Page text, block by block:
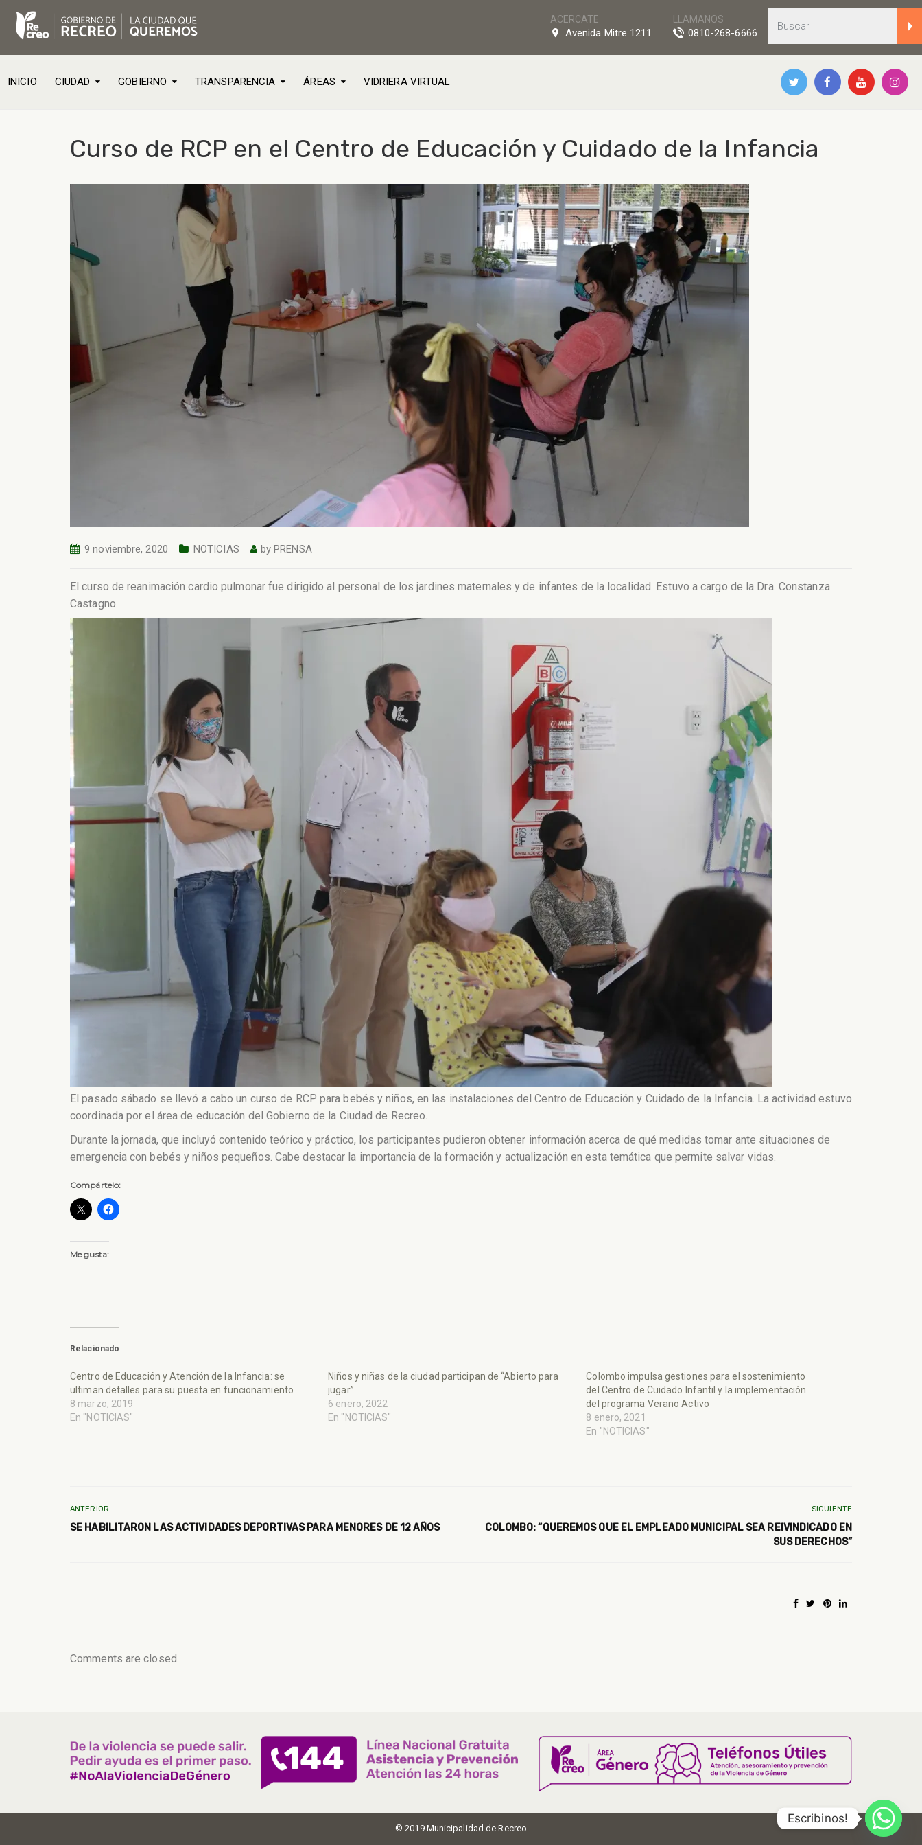
LLAMANOS
0810-268-6666
ACERCATE
Avenida Mitre 1211
INICIO CIUDAD GOBIERNO TRANSPARENCIA ÁREAS VIDRIERA VIRTUAL
Curso de RCP en el Centro de Educación y Cuidado de la Infancia
9 noviembre, 2020 NOTICIAS byPRENSA
El curso de reanimación cardio pulmonar fue dirigido al personal de los jardines maternales y de infantes de la localidad. Estuvo a cargo de la Dra. Constanza
Castagno.
El pasado sábado se llevó a cabo un curso de RCP para bebés y niños, en las instalaciones del Centro de Educación y Cuidado de la Infancia. La actividad estuvo
coordinada por el área de educación del Gobierno de la Ciudad de Recreo.
Durante la jornada, que incluyó contenido teórico y práctico, los participantes pudieron obtener información acerca de qué medidas tomar ante situaciones de
emergencia con bebés y niños pequeños. Cabe destacar la importancia de la formación y actualización en esta temática que permite salvar vidas.
Compártelo:
Me gusta:
Relacionado
Centro de Educación y Atención de la Infancia: se
ultiman detalles para su puesta en funcionamiento
8 marzo, 2019
En "NOTICIAS"
Niños y niñas de la ciudad participan de “Abierto para
jugar”
6 enero, 2022
En "NOTICIAS"
Colombo impulsa gestiones para el sostenimiento
del Centro de Cuidado Infantil y la implementación
del programa Verano Activo
8 enero, 2021
En "NOTICIAS"
ANTERIOR
SE HABILITARON LAS ACTIVIDADES DEPORTIVAS PARA MENORES DE 12 AÑOS
SIGUIENTE
COLOMBO: “QUEREMOS QUE EL EMPLEADO MUNICIPAL SEA REIVINDICADO EN
SUS DERECHOS”
Comments are closed.
© 2019 Municipalidad de Recreo
Escribinos!